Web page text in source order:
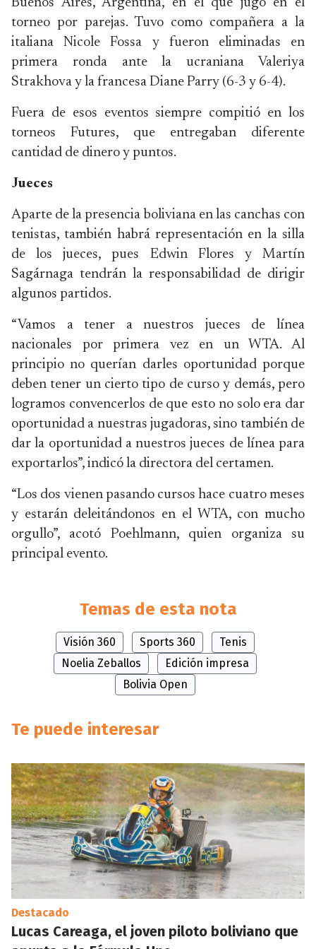
Buenos Aires, Argentina, en el que jugó en el
torneo por parejas. Tuvo como compañera a la
italiana Nicole Fossa y fueron eliminadas en
primera ronda ante la ucraniana Valeriya
Strakhova y la francesa Diane Parry (6-3 y 6-4).
Fuera de esos eventos siempre compitió en los
torneos Futures, que entregaban diferente
cantidad de dinero y puntos.
Jueces
Aparte de la presencia boliviana en las canchas con
tenistas, también habrá representación en la silla
de los jueces, pues Edwin Flores y Martín
Sagárnaga tendrán la responsabilidad de dirigir
algunos partidos.
“Vamos a tener a nuestros jueces de línea
nacionales por primera vez en un WTA. Al
principio no querían darles oportunidad porque
deben tener un cierto tipo de curso y demás, pero
logramos convencerlos de que esto no solo era dar
oportunidad a nuestras jugadoras, sino también de
dar la oportunidad a nuestros jueces de línea para
exportarlos”, indicó la directora del certamen.
“Los dos vienen pasando cursos hace cuatro meses
y estarán deleitándonos en el WTA, con mucho
orgullo”, acotó Poehlmann, quien organiza su
principal evento.
Temas de esta nota
Visión 360 Sports 360
Tenis
Noelia Zeballos
Edición impresa
Bolivia Open
Te puede interesar
Destacado
Lucas Careaga, el joven piloto boliviano que